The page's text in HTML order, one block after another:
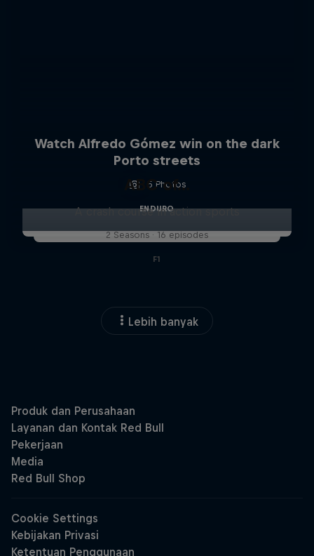
Watch Alfredo Gómez win on the dark
Porto streets
5 Photos
ENDURO
ABC of...
A crash course in action sports
2 Seasons · 16 episodes
F1
Lebih banyak